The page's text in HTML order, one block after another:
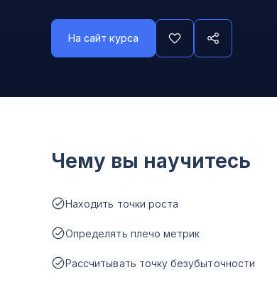
На сайт курса
Чему вы научитесь
Находить точки роста
Определять плечо метрик
Рассчитывать точку безубыточности